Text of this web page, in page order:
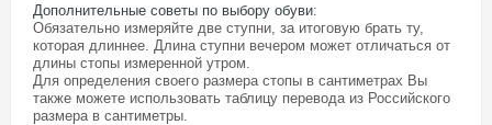
Дополнительные советы по выбору обуви:
Обязательно измеряйте две ступни, за итоговую брать ту,
которая длиннее. Длина ступни вечером может отличаться от
длины стопы измеренной утром.
Для определения своего размера стопы в сантиметрах Вы
также можете использовать таблицу перевода из Российского
размера в сантиметры.